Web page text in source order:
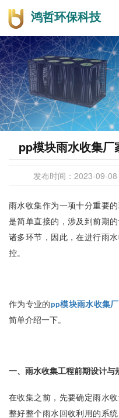
鸿哲环保科技
pp模块雨水收集
发布时间： 2023-09-
雨水收集作为一项十分重要
是简单直接的，涉及到前期
诸多环节，因此，在进行雨
控。
作为专业的pp模块雨水收集
简单介绍一下。
一、雨水收集工程前期设计与
在收集之前，先要确定雨水
整好整个雨水回收利用的系